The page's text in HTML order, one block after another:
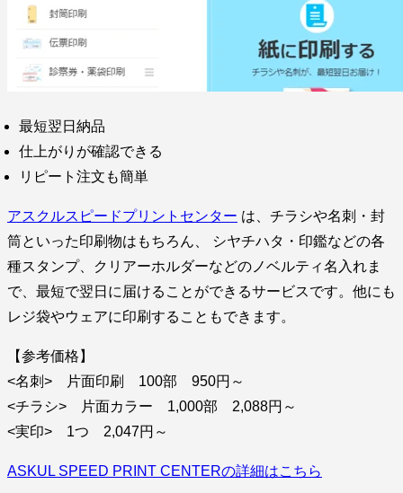
最短翌日納品
仕上がりが確認できる
リピート注文も簡単
アスクルスピードプリントセンター は、チラシや名刺・封
筒といった印刷物はもちろん、 シヤチハタ・印鑑などの各
種スタンプ、クリアーホルダーなどのノベルティ名入れま
で、最短で翌日に届けることができるサービスです。他にも
レジ袋やウェアに印刷することもできます。
【参考価格】
<名刺> 片面印刷 100部 950円～
<チラシ> 片面カラー 1,000部 2,088円～
<実印> 1つ 2,047円～
ASKUL SPEED PRINT CENTERの詳細はこちら